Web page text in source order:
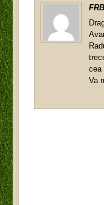
FRB
cea
Va